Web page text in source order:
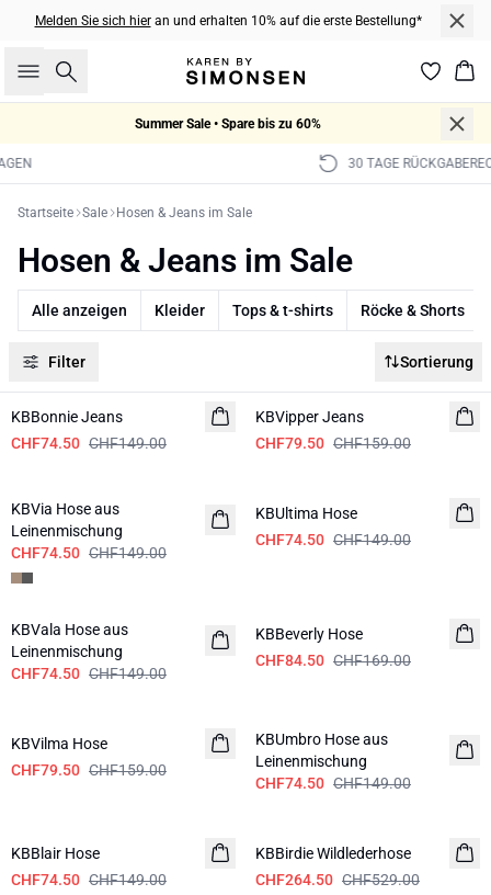
Melden Sie sich hieran und erhalten 10% auf die erste Bestellung*
Suche
Summer Sale • Spare bis zu 60%
30 TAGE RÜCKGABERECHT
Startseite Sale Hosen & Jeans im Sale
Hosen & Jeans im Sale
Alle anzeigen Kleider Tops & t-shirts Röcke & Shorts
Filter Sortierung
-50%
KBBonnie Jeans
CHF74.50 CHF149.00
KBVipper Jeans
CHF79.50 CHF159.00
KBVia Hose aus
Leinenmischung
CHF74.50 CHF149.00
KBUltima Hose
CHF74.50 CHF149.00
-50%
KBVala Hose aus
Leinenmischung
CHF74.50 CHF149.00
KBBeverly Hose
CHF84.50 CHF169.00
KBVilma Hose
CHF79.50 CHF159.00
KBUmbro Hose aus
Leinenmischung
CHF74.50 CHF149.00
KBBlair Hose
CHF74.50 CHF149.00
KBBirdie Wildlederhose
CHF264.50 CHF529.00